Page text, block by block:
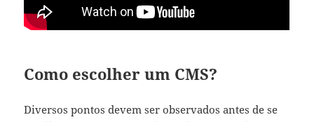
Como escolher um CMS?
Diversos pontos devem ser observados antes de se